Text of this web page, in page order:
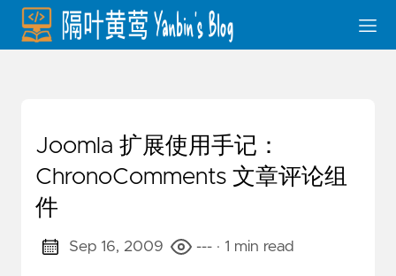
Joomla 扩展使用手记：
ChronoComments 文章评论组
件
Sep 16, 2009 --- · 1 min read